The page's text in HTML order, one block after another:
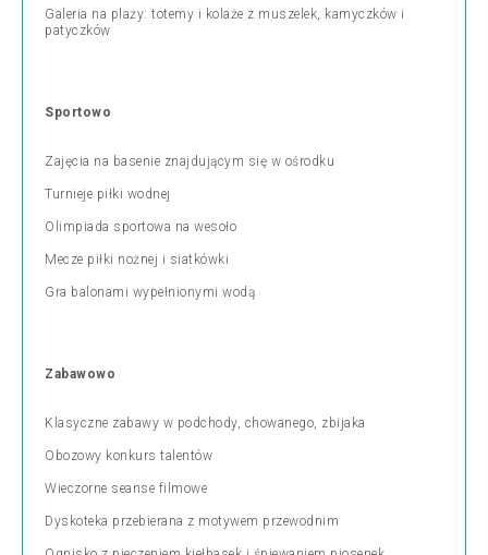
Galeria na plaży: totemy i kolaże z muszelek, kamyczków i
patyczków
Sportowo
Zajęcia na basenie znajdującym się w ośrodku
Turnieje piłki wodnej
Olimpiada sportowa na wesoło
Mecze piłki nożnej i siatkówki
Gra balonami wypełnionymi wodą
Zabawowo
Klasyczne zabawy w podchody, chowanego, zbijaka
Obozowy konkurs talentów
Wieczorne seanse filmowe
Dyskoteka przebierana z motywem przewodnim